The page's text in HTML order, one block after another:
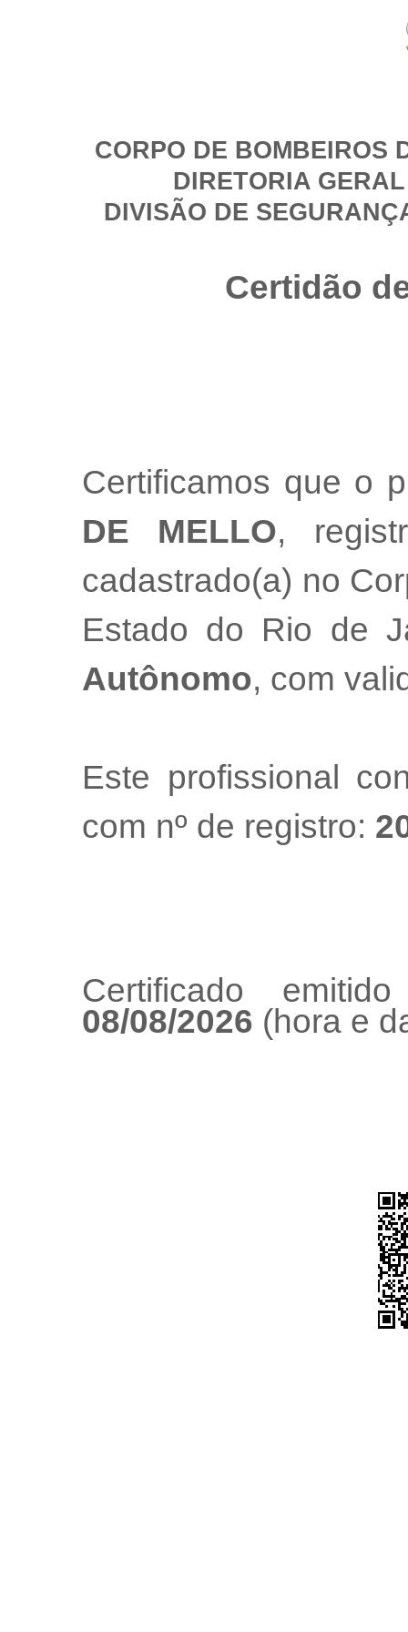
CORPO DE BOMBEIROS
DIRETORIA
DIVISÃO DE
Certidão
Certificamos que o
DE MELLO,
cadastrado(a) no
Estado do Rio de
Autônomo, com
Este profissional
com nº de registro:
Certificado
08/08/2026 (hora e